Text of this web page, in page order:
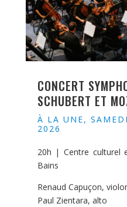
CONCERT
SCHUBERT ET
À LA UNE,
2026
20h | Centre culturel
Bains
Renaud Capuçon,
Paul Zientara, alto